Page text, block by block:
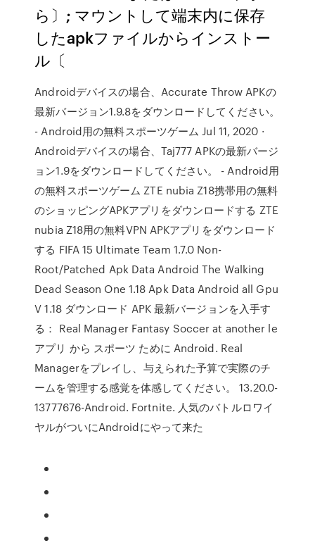
ら〕; マウントして端末内に保存
したapkファイルからインストー
ル〔
Androidデバイスの場合、Accurate Throw APKの
最新バージョン1.9.8をダウンロードしてください。
- Android用の無料スポーツゲーム Jul 11, 2020 ·
Androidデバイスの場合、Taj777 APKの最新バージ
ョン1.9をダウンロードしてください。 - Android用
の無料スポーツゲーム ZTE nubia Z18携帯用の無料
のショッピングAPKアプリをダウンロードする ZTE
nubia Z18用の無料VPN APKアプリをダウンロード
する FIFA 15 Ultimate Team 1.7.0 Non-
Root/Patched Apk Data Android The Walking
Dead Season One 1.18 Apk Data Android all Gpu
V 1.18 ダウンロード APK 最新バージョンを入手す
る： Real Manager Fantasy Soccer at another le
アプリ から スポーツ ために Android. Real
Managerをプレイし、与えられた予算で実際のチ
ームを管理する感覚を体感してください。 13.20.0-
13777676-Android. Fortnite. 人気のバトルロワイ
ヤルがついにAndroidにやって来た